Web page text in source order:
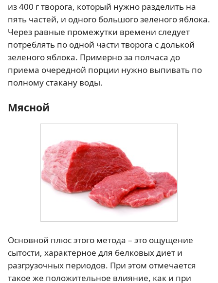
из 400 г творога, который нужно разделить на
пять частей, и одного большого зеленого яблока.
Через равные промежутки времени следует
потреблять по одной части творога с долькой
зеленого яблока. Примерно за полчаса до
приема очередной порции нужно выпивать по
полному стакану воды.
Мясной
Основной плюс этого метода – это ощущение
сытости, характерное для белковых диет и
разгрузочных периодов. При этом отмечается
такое же положительное влияние, как и при